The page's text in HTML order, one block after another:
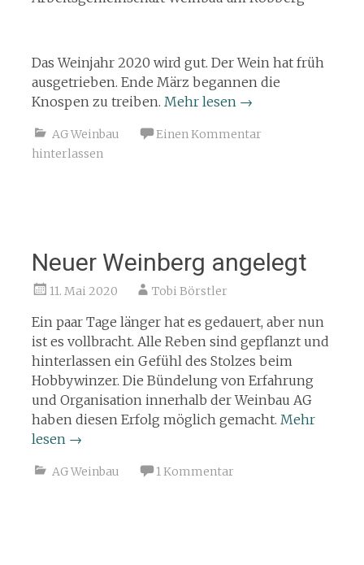
Das Weinjahr 2020 wird gut. Der Wein hat früh
ausgetrieben. Ende März begannen die
Knospen zu treiben. Mehr lesen →
AG Weinbau
Einen Kommentar
hinterlassen
Neuer Weinberg angelegt
11. Mai 2020 Tobi Börstler
Ein paar Tage länger hat es gedauert, aber nun
ist es vollbracht. Alle Reben sind gepflanzt und
hinterlassen ein Gefühl des Stolzes beim
Hobbywinzer. Die Bündelung von Erfahrung
und Organisation innerhalb der Weinbau AG
haben diesen Erfolg möglich gemacht. Mehr
lesen →
AG Weinbau 1 Kommentar